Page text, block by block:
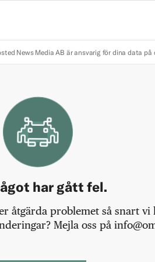
News Media AB är ansvarig för dina data på
har gått fel.
åtgärda problemet så snart vi
Mejla oss på